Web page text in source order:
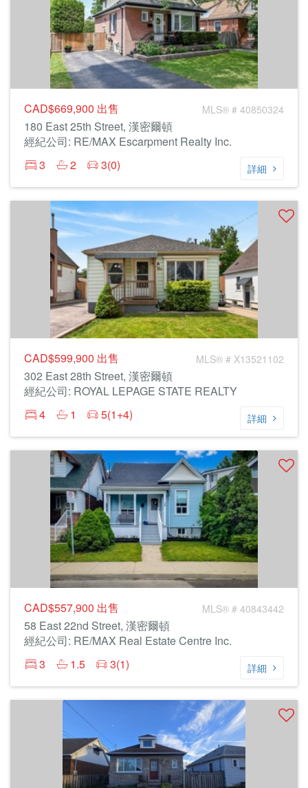
CAD$669,900 出售 MLS® # 40850324
180 East 25th Street, 漢密爾頓
經紀公司: RE/MAX Escarpment Realty Inc.
3
2 3(0) 詳細
CAD$599,900 出售 MLS® # X13521102
302 East 28th Street, 漢密爾頓
經紀公司: ROYAL LEPAGE STATE REALTY
4
1 5(1+4) 詳細
CAD$557,900 出售 MLS® # 40843442
58 East 22nd Street, 漢密爾頓
經紀公司: RE/MAX Real Estate Centre Inc.
3
1.5 3(1) 詳細